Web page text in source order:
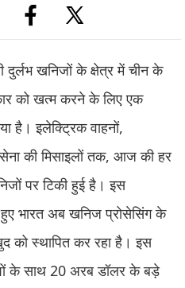
दुर्लभ खनिजों के क्षेत्र में चीन के
को खत्म करने के लिए एक
है। इलेक्ट्रिक वाहनों,
सेना की मिसाइलों तक, आज की हर
पर टिकी हुई है। इस
भारत अब खनिज प्रोसेसिंग के
स्थापित कर रहा है। इस
के साथ 20 अरब डॉलर के बड़े